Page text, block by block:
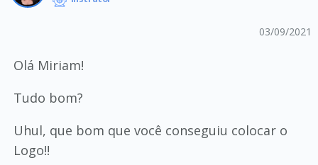
03/09/2021
Olá Miriam!
Tudo bom?
Uhul, que bom que você conseguiu colocar o
Logo!!